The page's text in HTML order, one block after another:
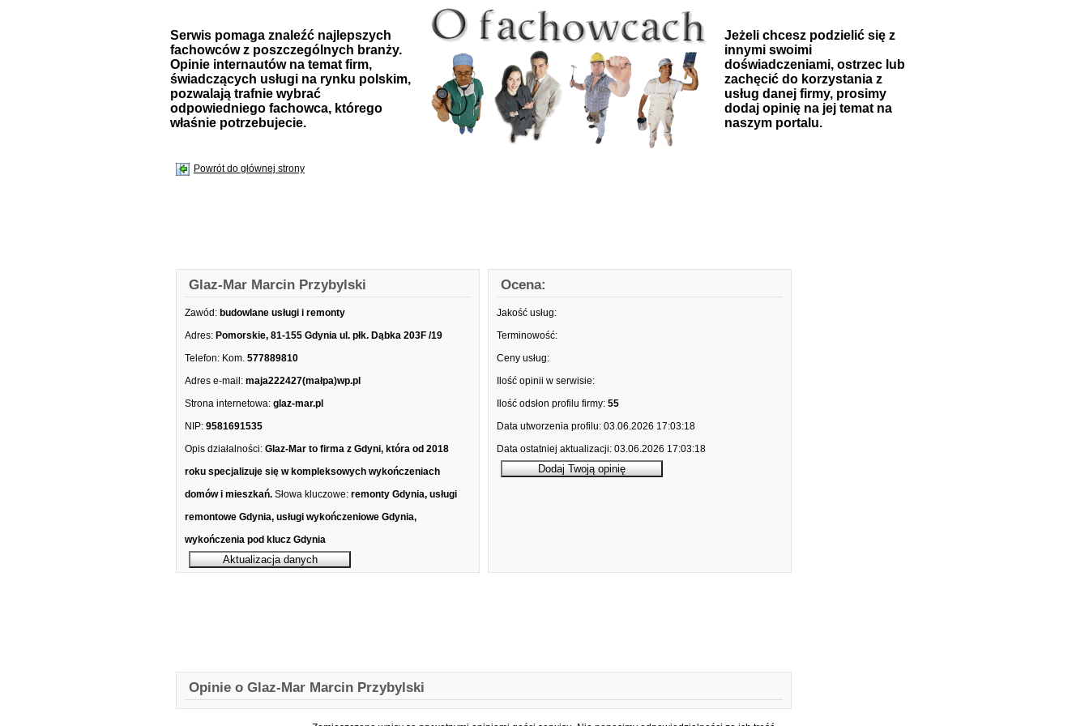
Serwis pomaga znaleźć najlepszych
fachowców z poszczególnych branży.
Opinie internautów na temat firm,
świadczących usługi na rynku polskim,
pozwalają trafnie wybrać
odpowiedniego fachowca, którego
właśnie potrzebujecie.
Jeżeli chcesz podzielić się z
innymi swoimi
doświadczeniami, ostrzec lub
zachęcić do korzystania z
usług danej firmy, prosimy
dodaj opinię na jej temat na
naszym portalu.
Powrót do głównej strony
Glaz-Mar Marcin Przybylski
Zawód: budowlane usługi i remonty
Adres: Pomorskie, 81-155 Gdynia ul. płk. Dąbka 203F /19
Telefon: Kom. 577889810
Adres e-mail: maja222427(małpa)wp.pl
Strona internetowa: glaz-mar.pl
NIP: 9581691535
Opis działalności: Glaz-Mar to firma z Gdyni, która od 2018
roku specjalizuje się w kompleksowych wykończeniach
domów i mieszkań. Słowa kluczowe: remonty Gdynia, usługi
remontowe Gdynia, usługi wykończeniowe Gdynia,
wykończenia pod klucz Gdynia
Ocena:
Jakość usług:
Terminowość:
Ceny usług:
Ilość opinii w serwisie:
Ilość odsłon profilu firmy: 55
Data utworzenia profilu: 03.06.2026 17:03:18
Data ostatniej aktualizacji: 03.06.2026 17:03:18
Opinie o Glaz-Mar Marcin Przybylski